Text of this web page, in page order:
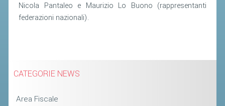
Nicola Pantaleo e Maurizio Lo Buono (rappresentanti
federazioni nazionali).
CATEGORIE NEWS
Area Fiscale
SCHEDE ATLETI
COMMISSIONE ATLETI